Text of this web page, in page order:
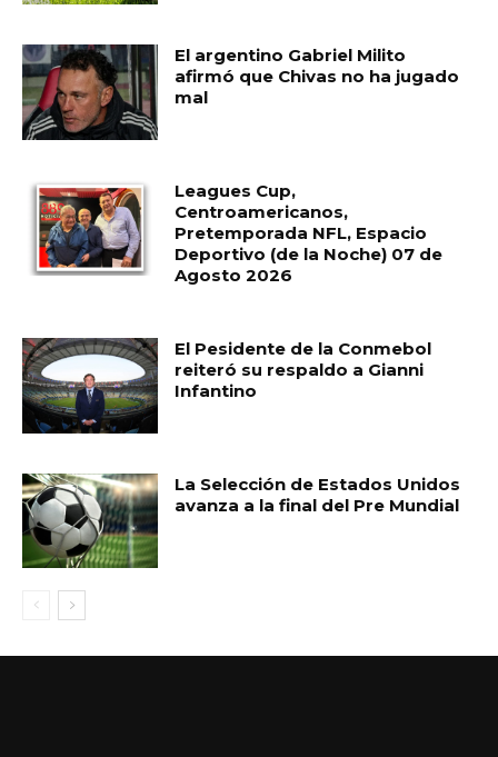
El argentino Gabriel Milito
afirmó que Chivas no ha jugado
mal
Leagues Cup,
Centroamericanos,
Pretemporada NFL, Espacio
Deportivo (de la Noche) 07 de
Agosto 2026
El Pesidente de la Conmebol
reiteró su respaldo a Gianni
Infantino
La Selección de Estados Unidos
avanza a la final del Pre Mundial